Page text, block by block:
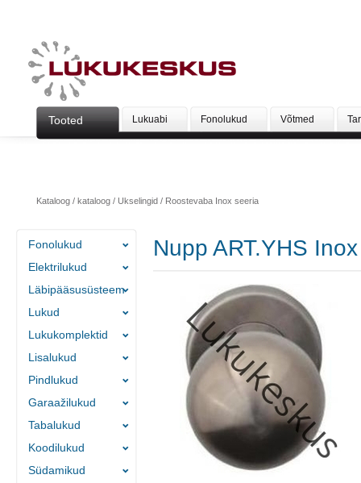
Tooted Lukuabi Fonolukud Võtmed
Kataloog/ kataloog/ Ukselingid/ Roostevaba Inox seeria
Nupp ART.YHS
Fonolukud
Elektrilukud
Läbipääsusüsteem
Lukud
Lukukomplektid
Lisalukud
Pindlukud
Garaažilukud
Tabalukud
Koodilukud
Südamikud